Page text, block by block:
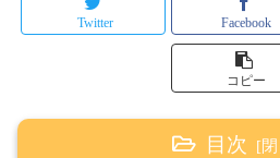
Twitter Facebook
コピー
目次